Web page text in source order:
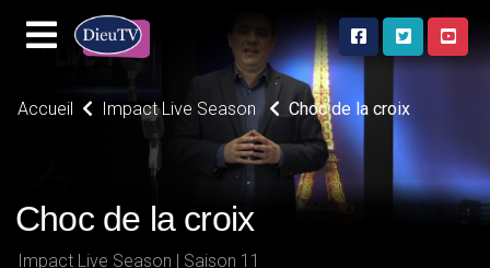
Accueil Impact Live Season Choc de la croix
Choc de la croix
Impact Live Season | Saison 11